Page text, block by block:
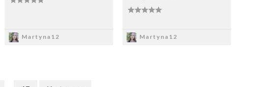
Martyna12 Martyna12